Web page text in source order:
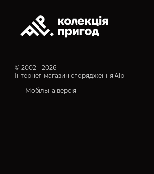
© 2002—2026
Інтернет-магазин спорядження Alp
Мобільна версія